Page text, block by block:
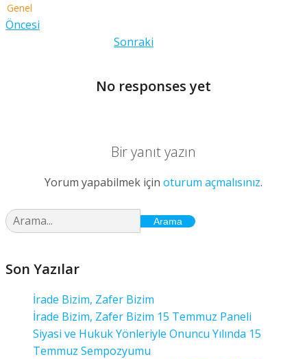
Genel
Öncesi
Sonraki
No responses yet
Bir yanıt yazın
Yorum yapabilmek için oturum açmalısınız.
Arama
Son Yazılar
İrade Bizim, Zafer Bizim
İrade Bizim, Zafer Bizim 15 Temmuz Paneli
Siyasi ve Hukuk Yönleriyle Onuncu Yılında 15
Temmuz Sempozyumu